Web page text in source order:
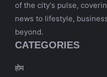
of the city's pulse,
news to lifestyle,
beyond.
CATEGORIES
होम